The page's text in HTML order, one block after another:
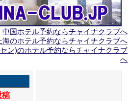
中国ホテル予約ならチャイナクラブへ
海のホテル予約ならチャイナクラブへ
ン)のホテル予約ならチャイナクラブ
へ
稿